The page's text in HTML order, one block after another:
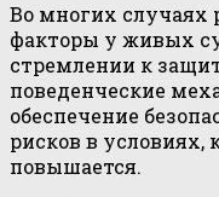
Во многих случаях
факторы у живых
стремлении к
поведенческие
обеспечение
рисков в условиях,
повышается.